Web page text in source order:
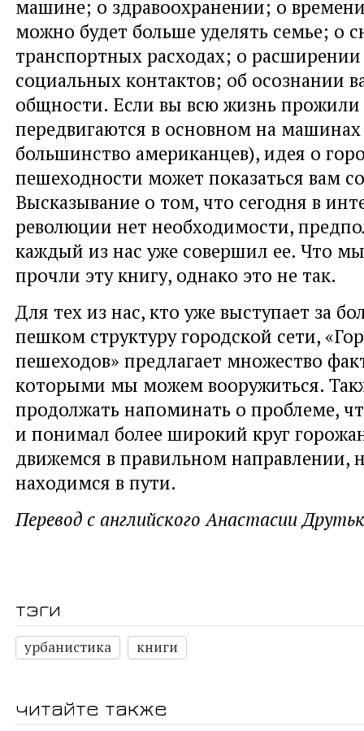
машине; о здравоохранении; о
можно будет больше уделять семье; о
транспортных расходах; о расширении
социальных контактов; об осознании
общности. Если вы всю жизнь прожили
передвигаются в основном на
большинство американцев), идея о
пешеходности может показаться вам
Высказывание о том, что сегодня в
революции нет необходимости,
каждый из нас уже совершил ее. Что
прочли эту книгу, однако это не так.
Для тех из нас, кто уже выступает за
пешком структуру городской сети,
пешеходов» предлагает множество
которыми мы можем вооружиться.
продолжать напоминать о проблеме,
и понимал более широкий круг
движемся в правильном направлении,
находимся в пути.
Перевод с английского Анастасии
тэги
урбанистика книги
читайте также